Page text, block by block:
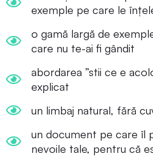
exemple pe care le
o gamă largă de
care nu te-ai fi gândit
abordarea ”stii ce e
explicat
un limbaj natural, fără
un document pe care îl
nevoile tale, pentru că